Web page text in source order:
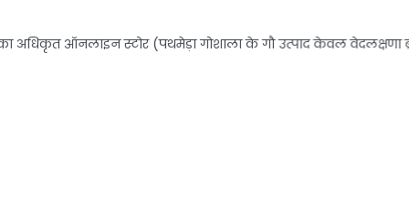
अधिकृत ऑनलाइन स्टोर (पथमेड़ा गोशाला के गौ उत्पाद केवल वेदलक्षणा